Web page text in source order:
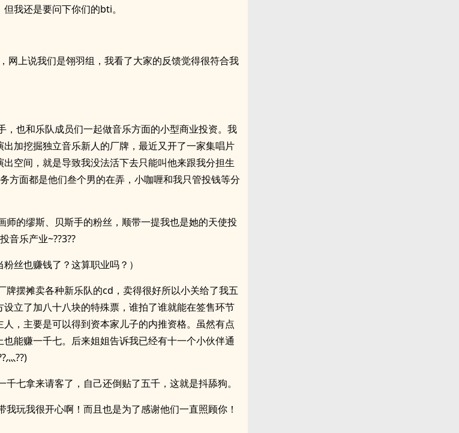
我还是要问下你们的bti。
网上说我们是翎羽组，我看了大家的反馈觉得很符合我
，也和乐队成员们一起做音乐方面的小型商业投资。我
加挖掘独立音乐新人的厂牌，最近又开了一家集唱片
空间，就是导致我没法活下去只能叫他来跟我分担生
方面都是他们叁个男的在弄，小咖喱和我只管投钱等分
师的缪斯、贝斯手的粉丝，顺带一提我也是她的天使投
音乐产业~??3??
丝也赚钱了？这算职业吗？）
牌摆摊卖各种新乐队的cd，卖得很好所以小关给了我五
立了加八十八块的特殊票，谁拍了谁就能在签售环节
，主要是可以得到资本家儿子的内推资格。虽然有点
能赚一千七。后来姐姐告诉我已经有十一个小伙伴通
灬??)
七拿来请客了，自己还倒贴了五千，这就是抖舔狗。
我玩我很开心啊！而且也是为了感谢他们一直照顾你！